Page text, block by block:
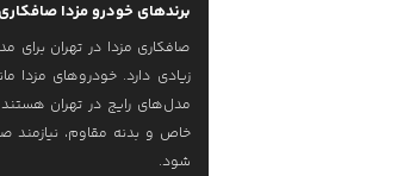
برندهای خودرو مزدا
صافکاری مزدا در تهران برای
زیادی دارد. خودروهای مزدا
مدل‌های رایج در تهران
خاص و بدنه مقاوم،
شود.